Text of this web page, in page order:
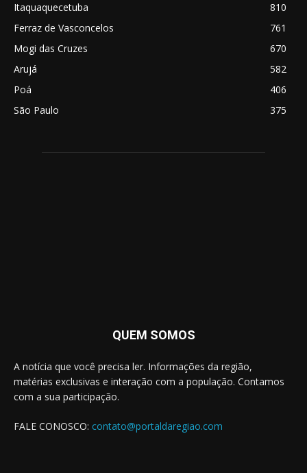
Itaquaquecetuba
810
Ferraz de Vasconcelos
761
Mogi das Cruzes
670
Arujá
582
Poá
406
São Paulo
375
QUEM SOMOS
A notícia que você precisa ler. Informações da região,
matérias exclusivas e interação com a população. Contamos
com a sua participação.
FALE CONOSCO: contato@portaldaregiao.com